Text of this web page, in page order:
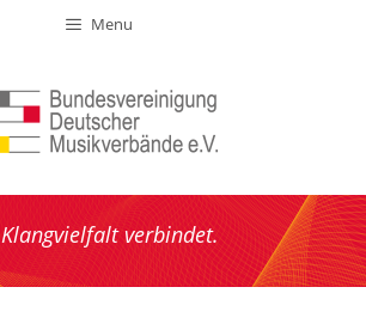
Menu
Klangvielfalt verbindet.